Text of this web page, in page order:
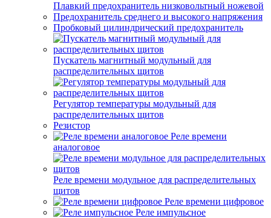
Плавкий предохранитель низковольтный ножевой
Предохранитель среднего и высокого напряжения
Пробковый цилиндрический предохранитель
Пускатель магнитный модульный для
распределительных щитов
Регулятор температуры модульный для
распределительных щитов
Резистор
Реле времени
аналоговое
Реле времени модульное для распределительных
щитов
Реле времени цифровое
Реле импульсное